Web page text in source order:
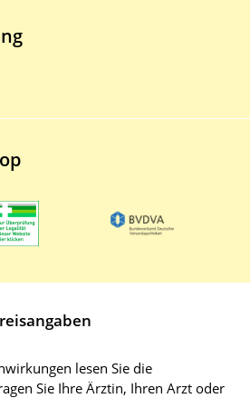
lesen Sie die
Sie Ihre Ärztin, Ihren Arzt oder